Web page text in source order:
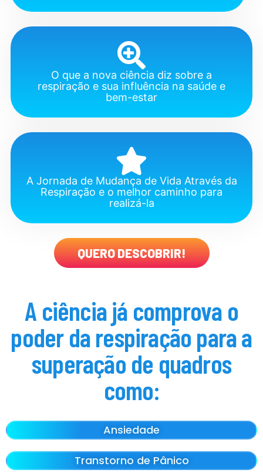
O que a nova ciência diz sobre a
respiração e sua influência na saúde e
bem-estar
A Jornada de Mudança de Vida Através da
Respiração e o melhor caminho para
realizá-la
QUERO DESCOBRIR!
A ciência já comprova o
poder da respiração para a
superação de quadros
como:
Ansiedade
Transtorno de Pânico